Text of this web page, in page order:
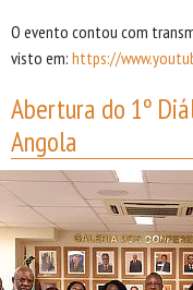
O evento contou com
visto em: https://
Abertura do 1º
Angola